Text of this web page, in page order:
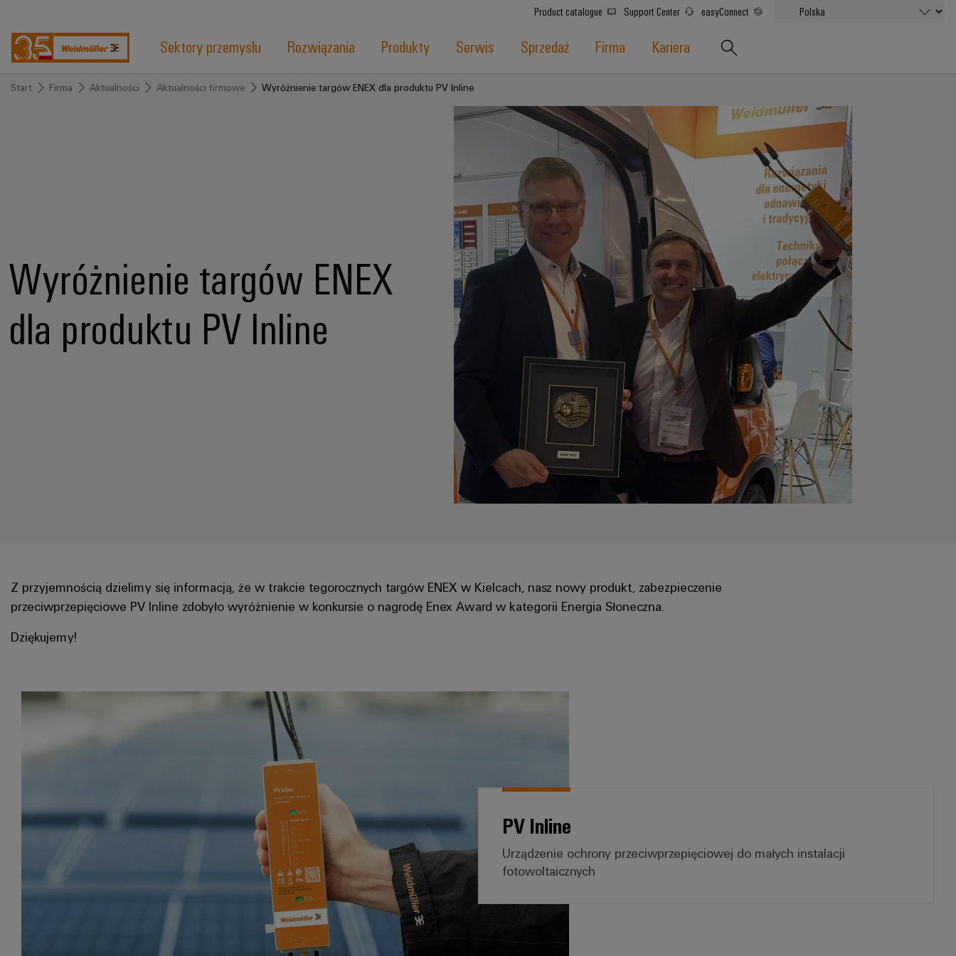
Product catalogue Support Center easyConnect
Sektory przemysłu Rozwiązania Produkty Serwis Sprzedaż Firma Kariera
Start Firma Aktualności Aktualności firmowe Wyróżnienie targów ENEX dla produktu PV Inline
Wyróżnienie targów ENEX
dla produktu PV Inline
Z przyjemnością dzielimy się informacją, że w trakcie tegorocznych targów ENEX w Kielcach, nasz nowy produkt, zabezpieczenie
przeciwprzepięciowe PV Inline zdobyło wyróżnienie w konkursie o nagrodę Enex Award w kategorii Energia Słoneczna.
Dziękujemy!
PV Inline
Urządzenie ochrony przeciwprzepięciowej do małych instalacji
fotowoltaicznych